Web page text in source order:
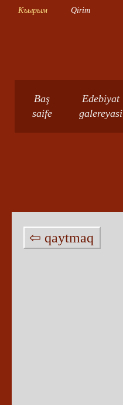
Къырым Qirim
Baş
saife
Edebiyat
galereyasi
⇦ qaytmaq